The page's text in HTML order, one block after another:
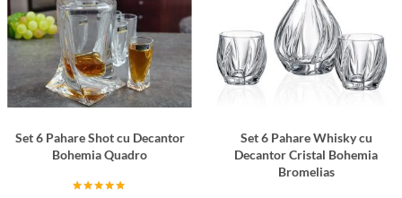
a
B
l
a
e
Set 6 Pahare Shot cu Decantor
Bohemia Quadro
Set 6 Pahare Whisky cu
Decantor Cristal Bohemia
Bromelias